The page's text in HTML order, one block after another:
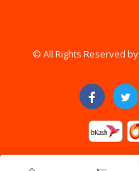
©️ All Rights Reserved by